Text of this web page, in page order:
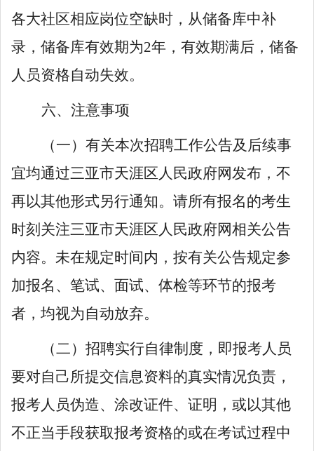
各大社区相应岗位空缺时，从储备库中补
录 ，储备库有效期为2年，有效期满后，储备
人员资格自动失效。
六、注意事项
（一） 有关本次招聘工作公告及后续事
宜均通过三亚市天涯区人民政府网发布 ，不
再以其他形式另行通知。请所有报名的考生
时刻关注三亚市天涯区人民政府网相关公告
内容。未在规定时间内，按有关公告规定参
加报名、笔试、面试、体检等环节的报考
者，均视为自动放弃。
（二） 招聘实行自律制度，即报考人员
要对自己所提交信息资料的真实情况负责，
报考人员伪造、涂改证件、证明，或以其他
不正当手段获取报考资格的或在考试过程中